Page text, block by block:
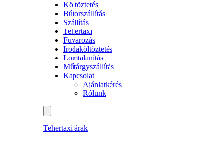
Költöztetés
Bútorszállítás
Szállítás
Tehertaxi
Fuvarozás
Irodaköltöztetés
Lomtalanítás
Műtárgyszállítás
Kapcsolat
Ajánlatkérés
Rólunk
Tehertaxi árak